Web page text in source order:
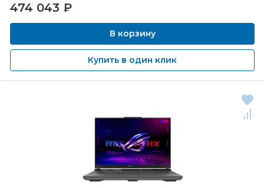
474 043 ₽
В корзину
Купить в один клик